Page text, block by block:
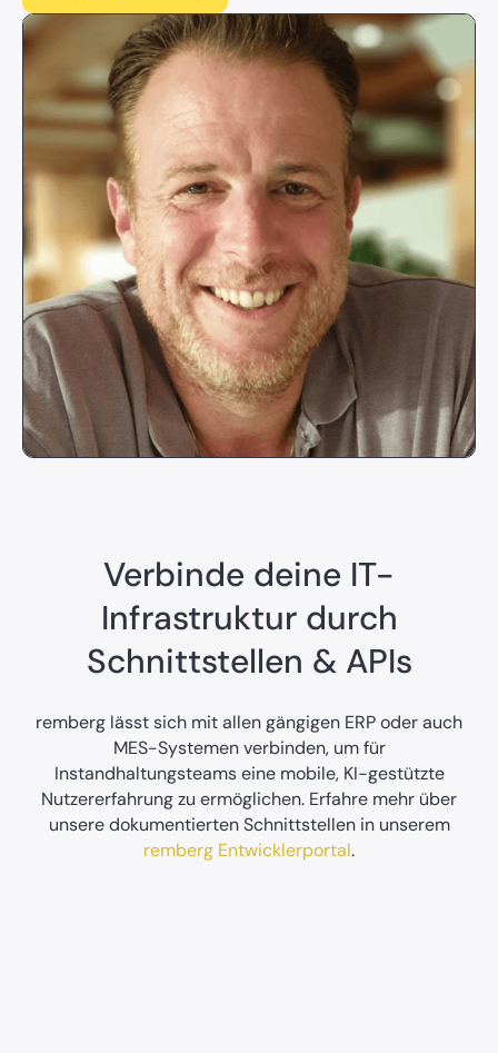
Verbinde deine IT-
Infrastruktur durch
Schnittstellen & APIs
remberg lässt sich mit allen gängigen ERP oder auch
MES-Systemen verbinden, um für
Instandhaltungsteams eine mobile, KI-gestützte
Nutzererfahrung zu ermöglichen. Erfahre mehr über
unsere dokumentierten Schnittstellen in unserem
remberg Entwicklerportal.